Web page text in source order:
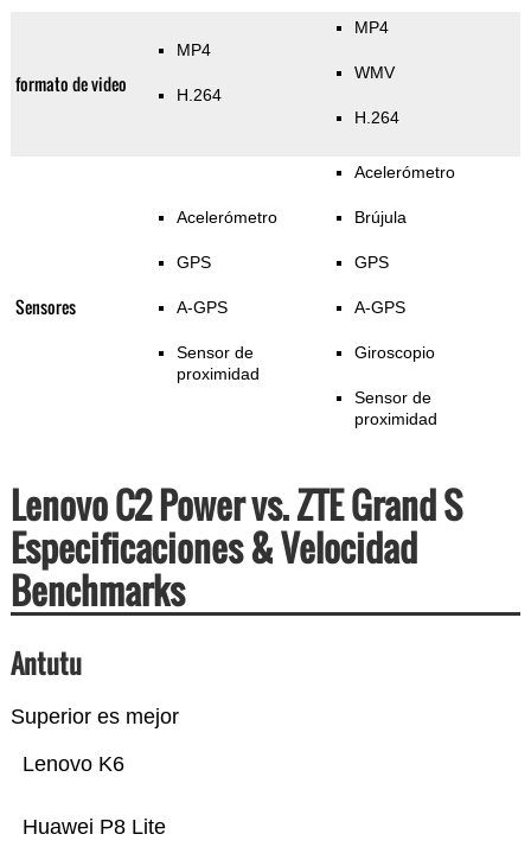
formato de video
MP4
H.264
MP4
WMV
H.264
Sensores
Acelerómetro
GPS
A-GPS
Sensor de
proximidad
Acelerómetro
Brújula
GPS
A-GPS
Giroscopio
Sensor de
proximidad
Lenovo C2 Power vs. ZTE Grand S
Especificaciones & Velocidad
Benchmarks
Antutu
Superior es mejor
Huawei P8 Lite
Lenovo K6